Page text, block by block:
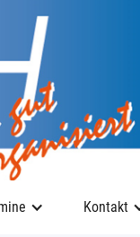
Kontakt